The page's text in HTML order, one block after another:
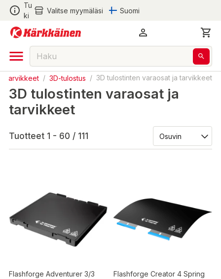
Tu
ki
Valitse myymäläsi Suomi
/ 3D-tulostus / 3D tulostinten varaosat ja tarvikkeet
3D tulostinten varaosat ja
tarvikkeet
Tuotteet 1 - 60 / 111
Flashforge Adventurer 3/3
Flashforge Creator 4 Spring